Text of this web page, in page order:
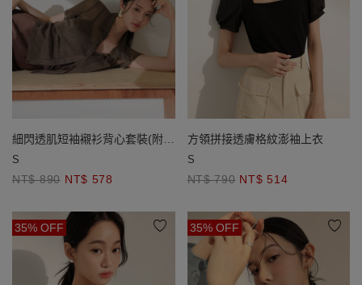
細閃透肌短袖襯衫背心套裝(附胸
墊)
S
NT$ 890 NT$ 578
方領拼接透膚格紋澎袖上衣
S
NT$ 790 NT$ 514
35% OFF 35% OFF